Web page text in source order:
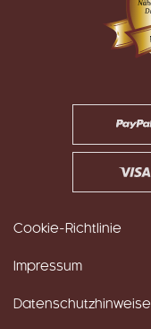
Cookie-Richtlinie
Impressum
Datenschutzhinweise